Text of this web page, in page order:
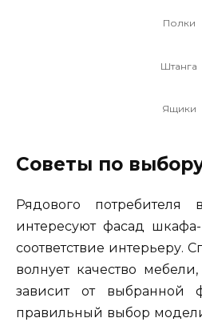
Полки
Штанга
Ящики
Советы по
Рядового
интересуют фасад
соответствие интерьеру.
волнует качество
зависит от выбранной
правильный выбор